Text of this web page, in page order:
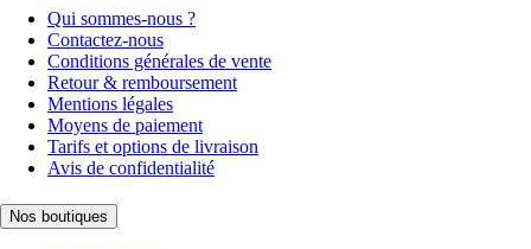
Qui sommes-nous ?
Contactez-nous
Conditions générales de vente
Retour & remboursement
Mentions légales
Moyens de paiement
Tarifs et options de livraison
Avis de confidentialité
Nos boutiques